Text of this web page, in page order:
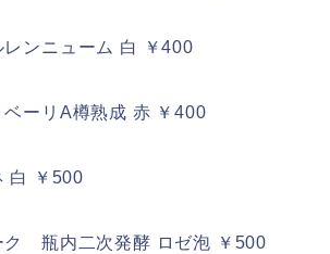
ンニューム 白 ￥400
ーリA樽熟成 赤 ￥400
白 ￥500
ク 瓶内二次発酵 ロゼ泡 ￥500